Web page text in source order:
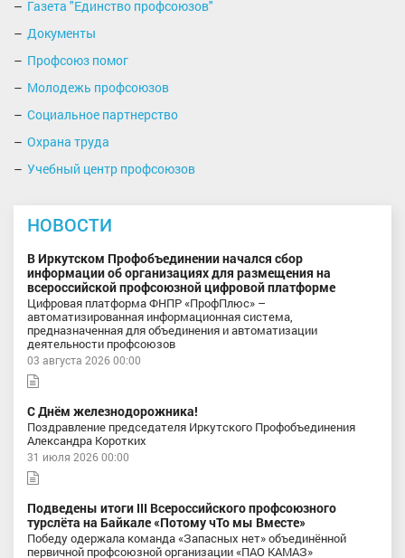
Газета "Единство профсоюзов"
Документы
Профсоюз помог
Молодежь профсоюзов
Социальное партнерство
Охрана труда
Учебный центр профсоюзов
НОВОСТИ
В Иркутском Профобъединении начался сбор
информации об организациях для размещения на
всероссийской профсоюзной цифровой платформе
Цифровая платформа ФНПР «ПрофПлюс» –
автоматизированная информационная система,
предназначенная для объединения и автоматизации
деятельности профсоюзов
03 августа 2026 00:00
С Днём железнодорожника!
Поздравление председателя Иркутского Профобъединения
Александра Коротких
31 июля 2026 00:00
Подведены итоги III Всероссийского профсоюзного
турслёта на Байкале «Потому чТо мы Вместе»
Победу одержала команда «Запасных нет» объединённой
первичной профсоюзной организации «ПАО КАМАЗ»